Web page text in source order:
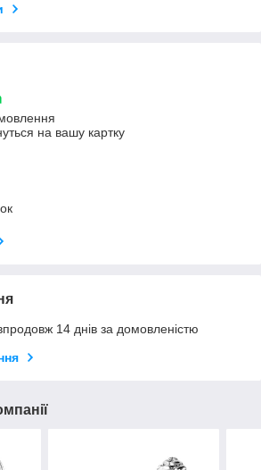
на вашу картку
14 днів за домовленістю